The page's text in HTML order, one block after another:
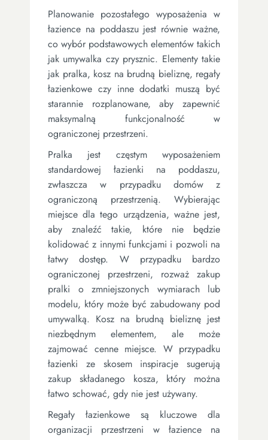
Planowanie pozostałego wyposażenia w
łazience na poddaszu jest równie ważne,
co wybór podstawowych elementów takich
jak umywalka czy prysznic. Elementy takie
jak pralka, kosz na brudną bieliznę, regały
łazienkowe czy inne dodatki muszą być
starannie rozplanowane, aby zapewnić
maksymalną funkcjonalność w
ograniczonej przestrzeni.
Pralka jest częstym wyposażeniem
standardowej łazienki na poddaszu,
zwłaszcza w przypadku domów z
ograniczoną przestrzenią. Wybierając
miejsce dla tego urządzenia, ważne jest,
aby znaleźć takie, które nie będzie
kolidować z innymi funkcjami i pozwoli na
łatwy dostęp. W przypadku bardzo
ograniczonej przestrzeni, rozważ zakup
pralki o zmniejszonych wymiarach lub
modelu, który może być zabudowany pod
umywalką. Kosz na brudną bieliznę jest
niezbędnym elementem, ale może
zajmować cenne miejsce. W przypadku
łazienki ze skosem inspiracje sugerują
zakup składanego kosza, który można
łatwo schować, gdy nie jest używany.
Regały łazienkowe są kluczowe dla
organizacji przestrzeni w łazience na